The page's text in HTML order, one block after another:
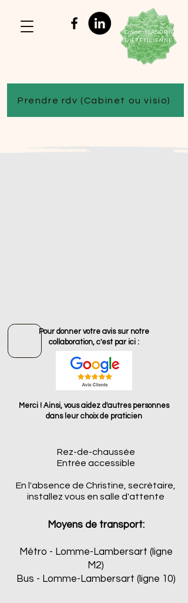
Prendre rdv (Cabinet ou visio)
Pour donner votre avis sur notre
collaboration, c'est par ici :
Merci ! Ainsi, vous aidez d'autres personnes
dans leur choix de praticien
Rez-de-chaussée
Entrée accessible
En l'absence de Christine, secrétaire,
installez vous en salle d'attente
Moyens de transport:
Métro - Lomme-Lambersart (ligne
M2)
Bus - Lomme-Lambersart (ligne 10)